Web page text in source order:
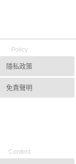
Policy
隱私政策
免責聲明
Content